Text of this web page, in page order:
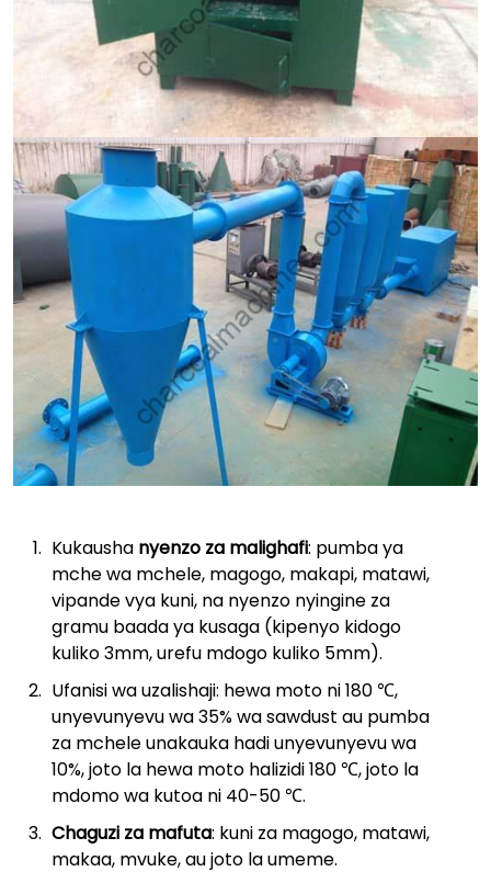
Kukausha nyenzo za malighafi: pumba ya
mche wa mchele, magogo, makapi, matawi,
vipande vya kuni, na nyenzo nyingine za
gramu baada ya kusaga (kipenyo kidogo
kuliko 3mm, urefu mdogo kuliko 5mm).
Ufanisi wa uzalishaji: hewa moto ni 180 ℃,
unyevunyevu wa 35% wa sawdust au pumba
za mchele unakauka hadi unyevunyevu wa
10%, joto la hewa moto halizidi 180 ℃, joto la
mdomo wa kutoa ni 40-50 ℃.
Chaguzi za mafuta: kuni za magogo, matawi,
makaa, mvuke, au joto la umeme.